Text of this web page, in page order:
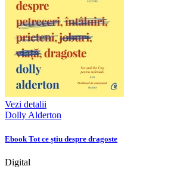
Vezi detalii
Dolly Alderton
Ebook Tot ce știu despre dragoste
Digital